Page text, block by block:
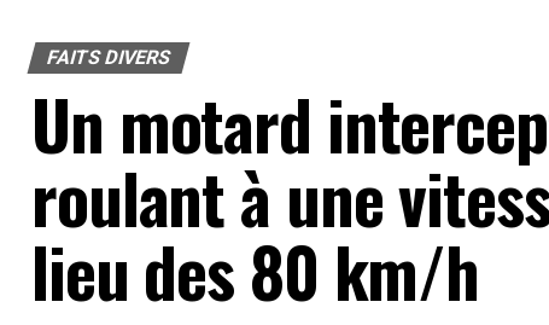
FAITS DIVERS
Un motard
roulant à une
lieu des 80 km/h